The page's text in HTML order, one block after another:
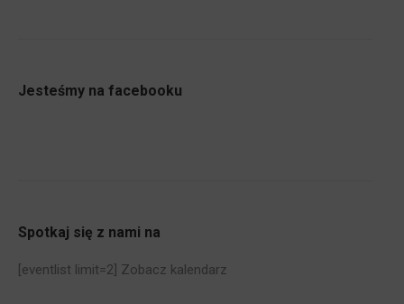
Jesteśmy na facebooku
Spotkaj się z nami na
[eventlist limit=2] Zobacz kalendarz